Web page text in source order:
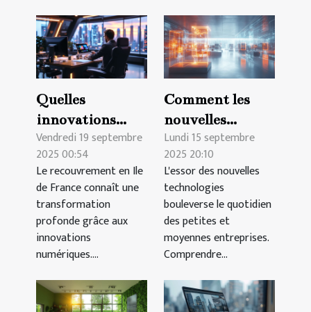
Quelles
innovations
numériques
transforment le
recouvrement
en Ile de France
?
Vendredi 19 septembre
2025 00:54
Le recouvrement en Ile
de France connaît une
transformation
profonde grâce aux
innovations
numériques....
Comment les
nouvelles
technologies
transforment-
elles les petites
et moyennes
entreprises ?
Lundi 15 septembre
2025 20:10
L'essor des nouvelles
technologies
bouleverse le quotidien
des petites et
moyennes entreprises.
Comprendre...